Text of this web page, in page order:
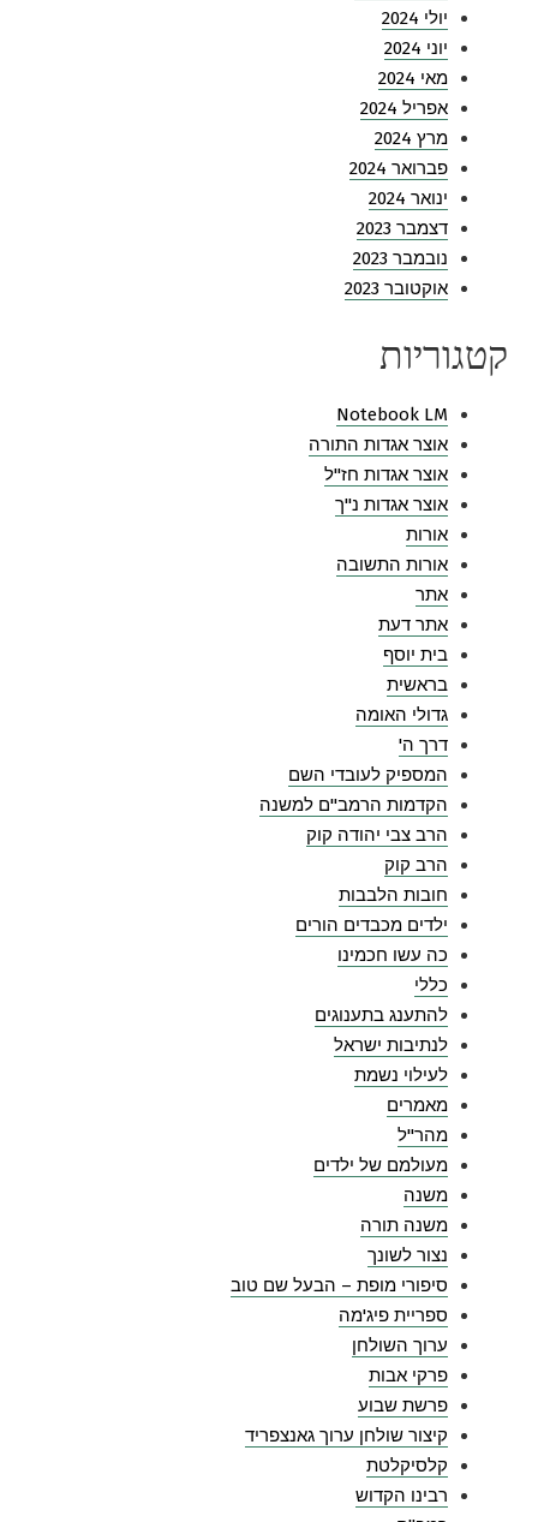
יולי 2024
יוני 2024
מאי 2024
אפריל 2024
מרץ 2024
פברואר 2024
ינואר 2024
דצמבר 2023
נובמבר 2023
אוקטובר 2023
קטגוריות
Notebook LM
אוצר אגדות התורה
אוצר אגדות חז"ל
אוצר אגדות נ"ך
אורות
אורות התשובה
אתר
אתר דעת
בית יוסף
בראשית
גדולי האומה
דרך ה'
המספיק לעובדי השם
הקדמות הרמב"ם למשנה
הרב צבי יהודה קוק
הרב קוק
חובות הלבבות
ילדים מכבדים הורים
כה עשו חכמינו
כללי
להתענג בתענוגים
לנתיבות ישראל
לעילוי נשמת
מאמרים
מהר"ל
מעולמם של ילדים
משנה
משנה תורה
נצור לשונך
סיפורי מופת – הבעל שם טוב
ספריית פיג'מה
ערוך השולחן
פרקי אבות
פרשת שבוע
קיצור שולחן ערוך גאנצפריד
קלסיקלטת
רבינו הקדוש